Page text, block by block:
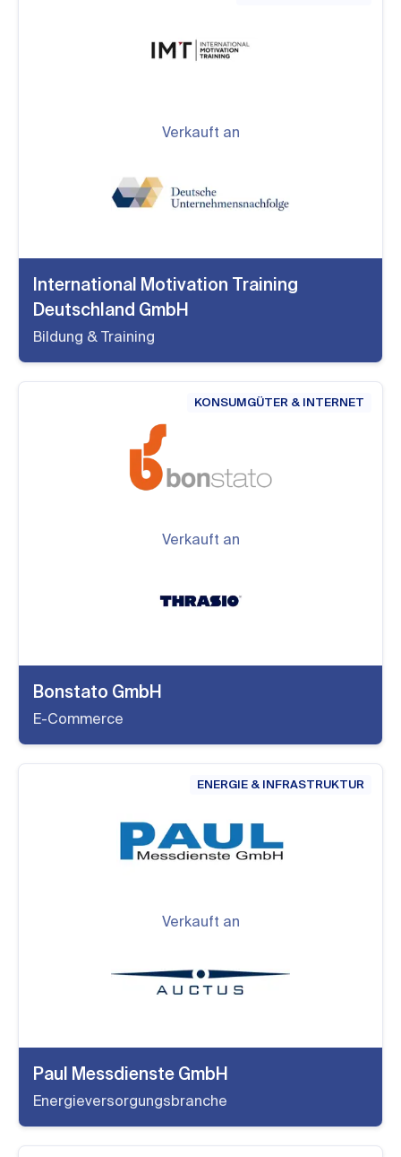
Verkauft an
International Motivation Training
Deutschland GmbH
Bildung & Training
KONSUMGÜTER & INTERNET
Verkauft an
Bonstato GmbH
E-Commerce
ENERGIE & INFRASTRUKTUR
Verkauft an
Paul Messdienste GmbH
Energieversorgungsbranche